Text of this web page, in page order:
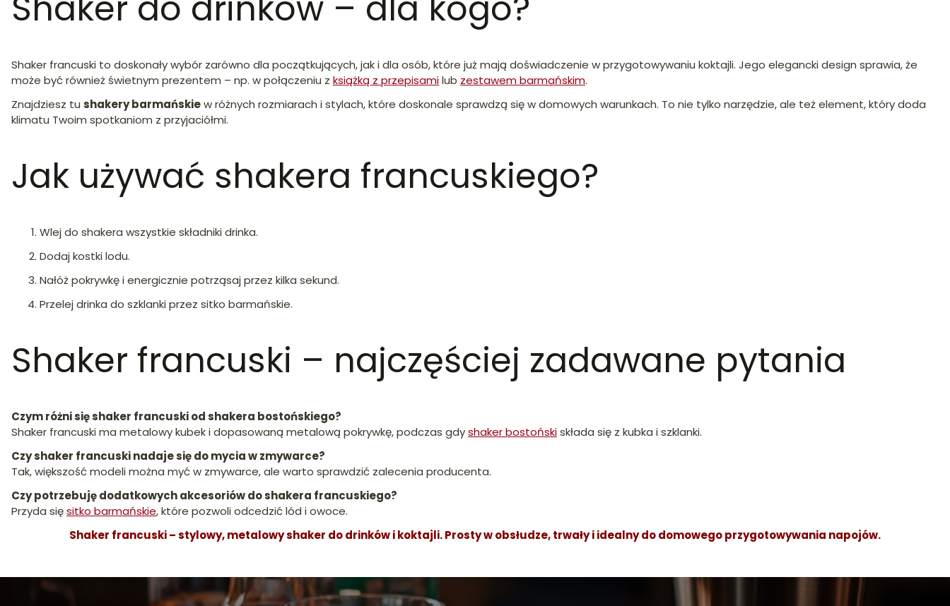
Shaker francuski to doskonały wybór zarówno dla początkujących, jak i dla osób, które już mają doświadczenie w przygotowywaniu koktajli. Jego elegancki design sprawia, że
może być również świetnym prezentem – np. w połączeniu z książką z przepisamilub zestawem barmańskim.
Znajdziesz tu shakery barmańskiew różnych rozmiarach i stylach, które doskonale sprawdzą się w domowych warunkach. To nie tylko narzędzie, ale też element, który doda
klimatu Twoim spotkaniom z przyjaciółmi.
Jak używać shakera francuskiego?
Wlej do shakera wszystkie składniki drinka.
Dodaj kostki lodu.
Nałóż pokrywkę i energicznie potrząsaj przez kilka sekund.
Przelej drinka do szklanki przez sitko barmańskie.
Shaker francuski – najczęściej zadawane pytania
Czym różni się shaker francuski od shakera bostońskiego?
Shaker francuski ma metalowy kubek i dopasowaną metalową pokrywkę, podczas gdyshaker bostońskiskłada się z kubka i szklanki.
Czy shaker francuski nadaje się do mycia w zmywarce?
Tak, większość modeli można myć w zmywarce, ale warto sprawdzić zalecenia producenta.
Czy potrzebuję dodatkowych akcesoriów do shakera francuskiego?
Przyda sięsitko barmańskie, które pozwoli odcedzić lód i owoce.
Shaker francuski – stylowy, metalowy shaker do drinków i koktajli. Prosty w obsłudze, trwały i idealny do domowego przygotowywania napojów.